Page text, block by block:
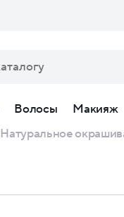
Волосы Макияж
Натуральное